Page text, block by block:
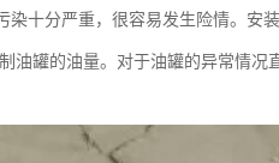
十分严重，很容易发生险情。安
罐的油量。对于油罐的异常情况